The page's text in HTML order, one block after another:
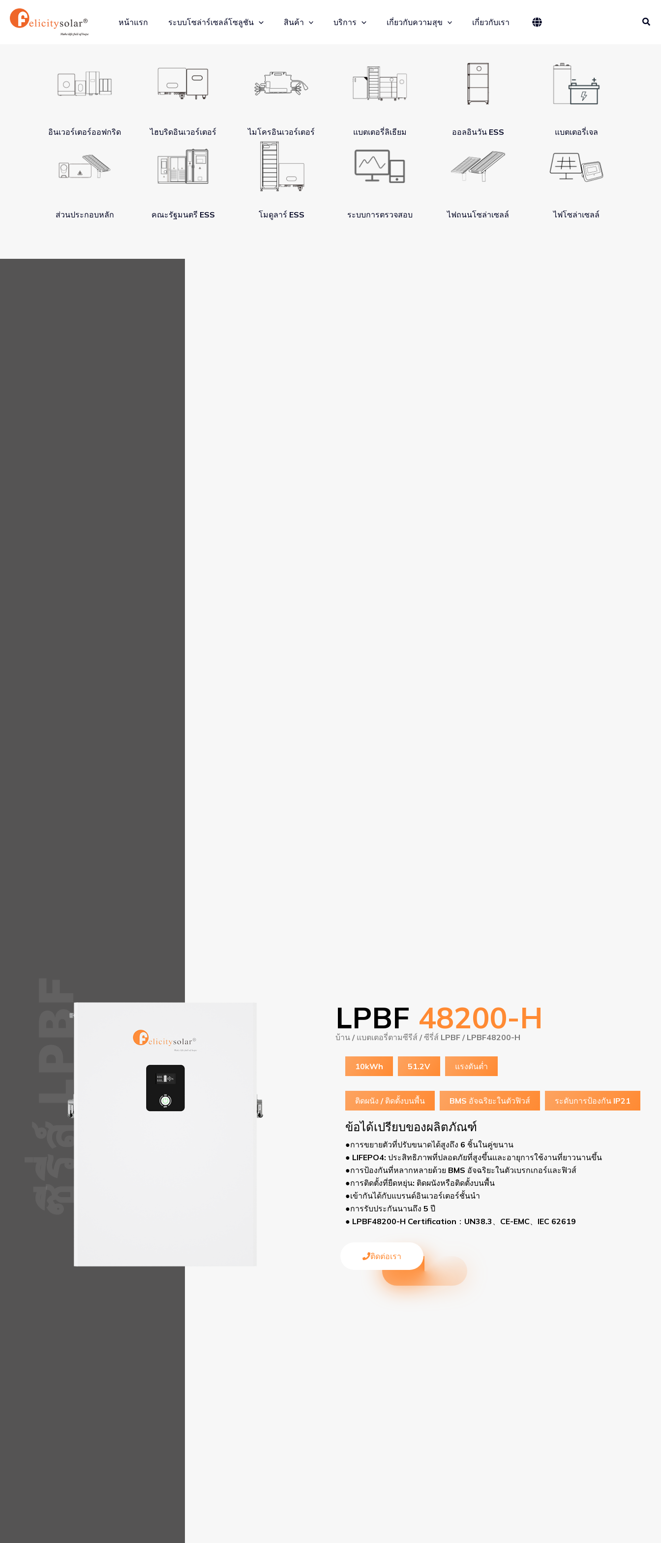
หน้าแรก ระบบโซล่าร์เซลล์โซลูชัน สินค้า บริการ เกี่ยวกับความสุข เกี่ยวกับเรา
อินเวอร์เตอร์ออฟกริด ไฮบริดอินเวอร์เตอร์ ไมโครอินเวอร์เตอร์ แบตเตอรี่ลิเธียม ออลอินวัน ESS แบตเตอรี่เจล
ส่วนประกอบหลัก คณะรัฐมนตรี ESS โมดูลาร์ ESS ระบบการตรวจสอบ ไฟถนนโซล่าเซลล์ ไฟโซล่าเซลล์
ซีรี่ส์ LPBF LPBF 48200-H
บ้าน / แบตเตอรี่ตามซีรีส์ /ซีรี่ส์ LPBF / LPBF48200-H
10kWh 51.2V แรงดันต่ำ
ติดผนัง / ติดตั้งบนพื้น BMS อัจฉริยะในตัวฟิวส์ ระดับการป้องกัน IP21
●การขยายตัวที่ปรับขนาดได้สูงถึง 6 ชิ้นในคู่ขนาน
● LIFEPO4: ประสิทธิภาพที่ปลอดภัยที่สูงขึ้นและอายุการใช้งานที่ยาวนานขึ้น
●การป้องกันที่หลากหลายด้วย BMS อัจฉริยะในตัวเบรกเกอร์และฟิวส์
● LPBF48200-H Certification：UN38.3、CE-EMC、IEC 62619
การควบคุมแบตเตอรี่ได้อย่างง่ายดายและ
ที่เหมาะสม
ติดต่อเรา